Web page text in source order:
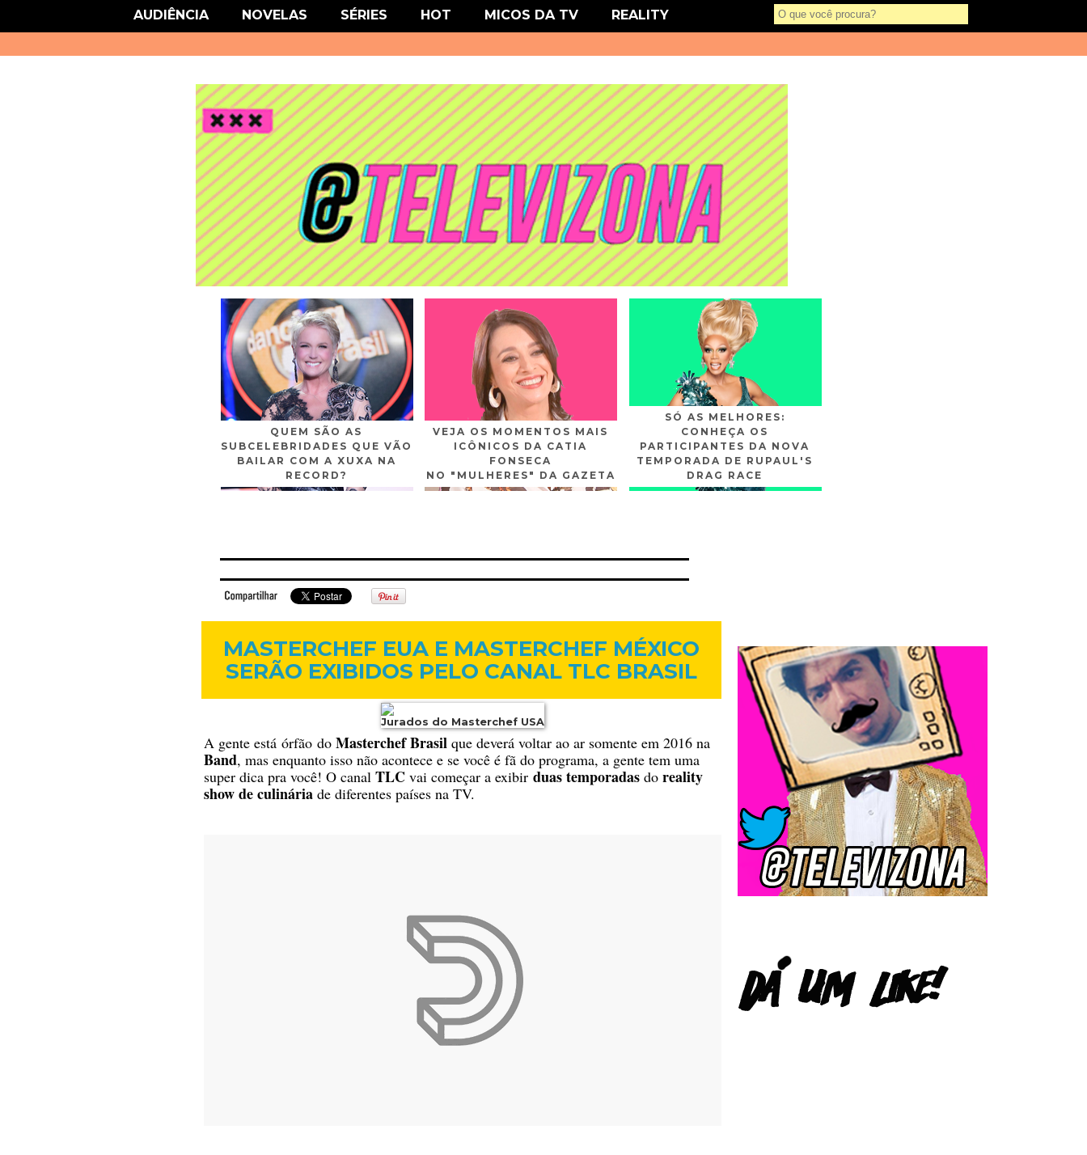
link href='http://fonts.googleapis.com/css?family=Roboto' rel='stylesheet' type='text/css'/>
QUEM SÃO AS
SUBCELEBRIDADES QUE VÃO
BAILAR COM A XUXA NA
RECORD?
VEJA OS MOMENTOS MAIS
ICÔNICOS DA CATIA
FONSECA
NO "MULHERES" DA GAZETA
SÓ AS MELHORES:
CONHEÇA OS
PARTICIPANTES DA NOVA
TEMPORADA DE RUPAUL'S
DRAG RACE
AUDIÊNCIA NOVELAS SÉRIES HOT MICOS DA TV REALITY
MASTERCHEF EUA E MASTERCHEF MÉXICO
SERÃO EXIBIDOS PELO CANAL TLC BRASIL
Jurados do Masterchef USA
A gente está órfão do Masterchef Brasil que deverá voltar ao ar somente em 2016 na
Band, mas enquanto isso não acontece e se você é fã do programa, a gente tem uma
super dica pra você! O canal TLC vai começar a exibir duas temporadas do reality
show de culinária de diferentes países na TV.